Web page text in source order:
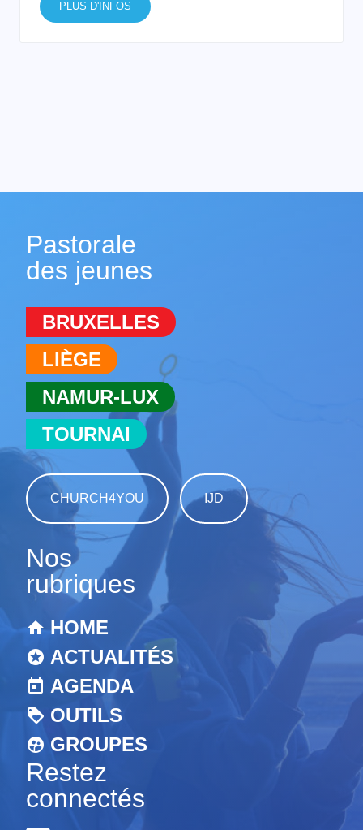
PLUS D'INFOS
Pastorale
des jeunes
BRUXELLES
LIÈGE
NAMUR-LUX
TOURNAI
CHURCH4YOU IJD
Nos
rubriques
HOME
ACTUALITÉS
AGENDA
OUTILS
GROUPES
Restez
connectés